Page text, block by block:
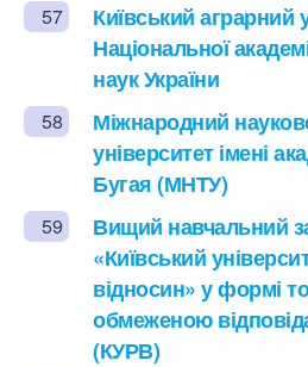
57
Київський аграрний
Національної
наук України
58
Міжнародний
університет імені
Бугая (МНТУ)
59
Вищий навчальний
«Київський
відносин» у формі
обмеженою
(КУРВ)